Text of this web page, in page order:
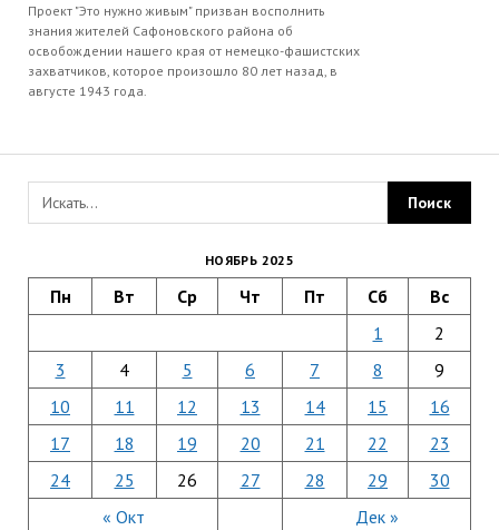
Проект "Это нужно живым" призван восполнить
знания жителей Сафоновского района об
освобождении нашего края от немецко-фашистских
захватчиков, которое произошло 80 лет назад, в
августе 1943 года.
НОЯБРЬ 2025
Пн Вт Ср Чт Пт Сб Вс
« Окт Дек »
1
2
3
4 5 6 7 8
9
10
11 12 13 14 15
16
17
18 19 20 21 22
23
24
25 26 27 28 29 30